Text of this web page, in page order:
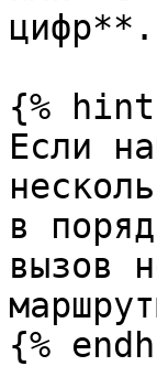
цифр**.
{%
Если
в
вызов
{%